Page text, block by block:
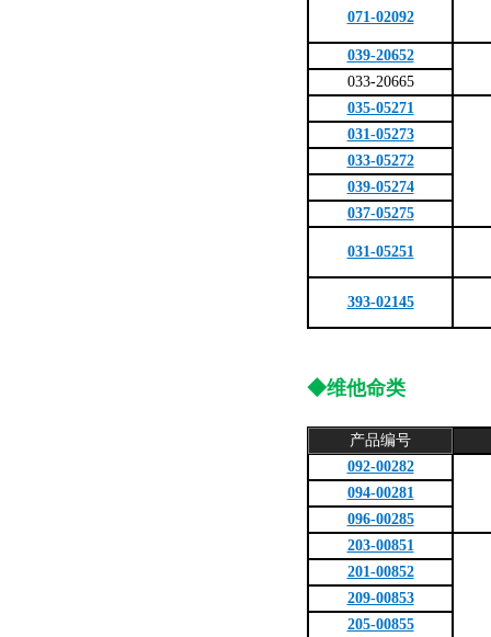
071-02092
039-20652
033-20665
035-05271
031-05273
033-05272
039-05274
037-05275
031-05251
393-02145
◆维他命类
产品编号
092-00282
094-00281
096-00285
203-00851
201-00852
209-00853
205-00855